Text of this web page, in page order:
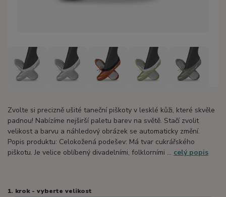
Zvolte si precizně ušité taneční piškoty v lesklé kůži, které skvěle
padnou! Nabízíme nejširší paletu barev na světě. Stačí zvolit
velikost a barvu a náhledový obrázek se automaticky změní.
Popis produktu: Celokožená podešev: Má tvar cukrářského
piškotu. Je velice oblíbený divadelními, folklorními ... celý popis
1. krok - vyberte velikost